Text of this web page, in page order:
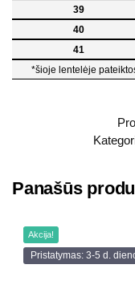
39
40
41
*šioje lentelėje
Panašūs
Akcija!
Pristatymas: 3-5 d.